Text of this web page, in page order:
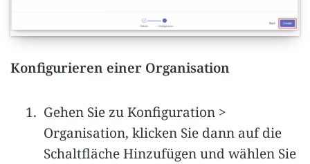
Konfigurieren einer Organisation
Gehen Sie zu Konfiguration >
Organisation, klicken Sie dann auf die
Schaltfläche Hinzufügen und wählen Sie